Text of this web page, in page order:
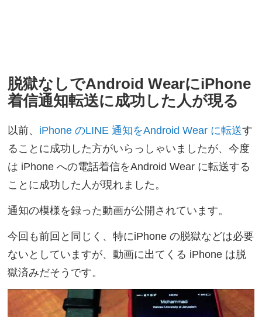
脱獄なしでAndroid WearにiPhone
着信通知転送に成功した人が現る
以前、 iPhone のLINE 通知をAndroid Wear に転送す
ることに成功した方がいらっしゃいましたが、今度
は iPhone への電話着信をAndroid Wear に転送する
ことに成功した人が現れました。
通知の模様を録った動画が公開されています。
今回も前回と同じく、特にiPhone の脱獄などは必要
ないとしていますが、動画に出てくる iPhone は脱
獄済みだそうです。